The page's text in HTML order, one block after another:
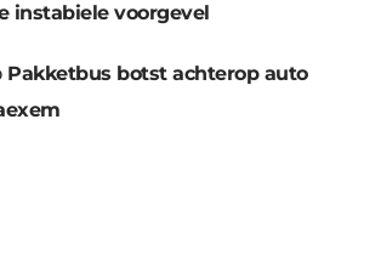
instabiele voorgevel
Pakketbus botst achterop auto